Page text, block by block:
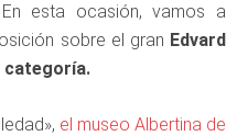
esta ocasión, vamos a
sobre el gran Edvard
categoría.
el museo Albertina de